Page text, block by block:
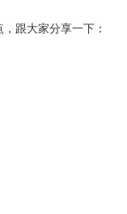
跟大家分享一下：